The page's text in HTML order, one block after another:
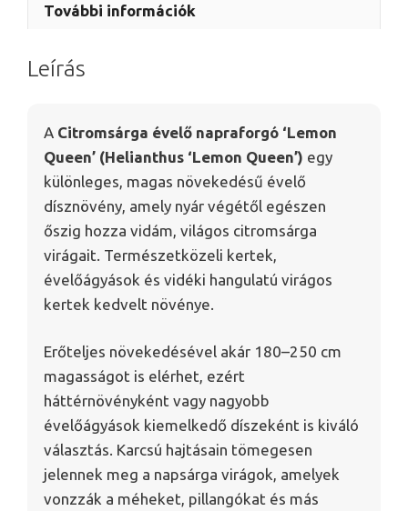
További információk
Leírás
A Citromsárga évelő napraforgó ‘Lemon
Queen’ (Helianthus ‘Lemon Queen’) egy
különleges, magas növekedésű évelő
dísznövény, amely nyár végétől egészen
őszig hozza vidám, világos citromsárga
virágait. Természetközeli kertek,
évelőágyások és vidéki hangulatú virágos
kertek kedvelt növénye.
Erőteljes növekedésével akár 180–250 cm
magasságot is elérhet, ezért
háttérnövényként vagy nagyobb
évelőágyások kiemelkedő díszeként is kiváló
választás. Karcsú hajtásain tömegesen
jelennek meg a napsárga virágok, amelyek
vonzzák a méheket, pillangókat és más